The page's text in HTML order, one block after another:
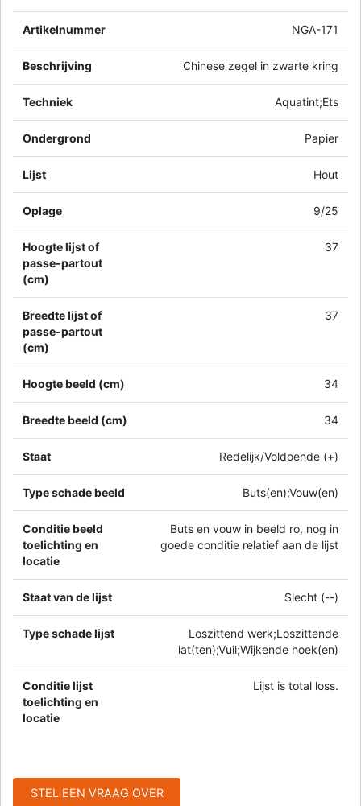
Artikelnummer NGA-171
Beschrijving Chinese zegel in zwarte kring
Techniek Aquatint;Ets
Ondergrond Papier
Lijst Hout
Oplage 9/25
Hoogte lijst of
passe-partout
(cm)
37
Breedte lijst of
passe-partout
(cm)
37
Hoogte beeld (cm) 34
Breedte beeld (cm) 34
Staat Redelijk/Voldoende (+)
Type schade beeld Buts(en);Vouw(en)
Conditie beeld
toelichting en
locatie
Buts en vouw in beeld ro, nog in
goede conditie relatief aan de lijst
Staat van de lijst Slecht (--)
Type schade lijst
Loszittend werk;Loszittende
lat(ten);Vuil;Wijkende hoek(en)
Conditie lijst
toelichting en
locatie
Lijst is total loss.
STEL EEN VRAAG OVER